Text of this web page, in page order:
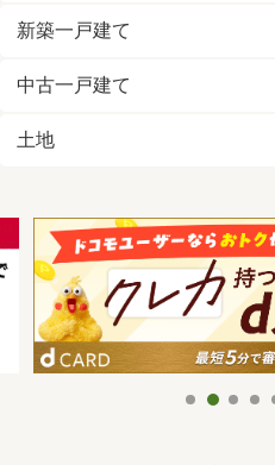
新築一戸建て
中古一戸建て
土地